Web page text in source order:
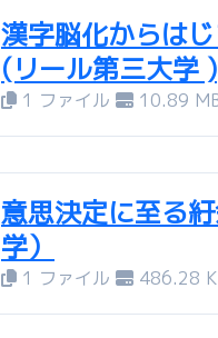
漢字脳化からは
(リール第三大学 )
1 ファイル 10.89
意思決定に至る
学）
1 ファイル 486.28